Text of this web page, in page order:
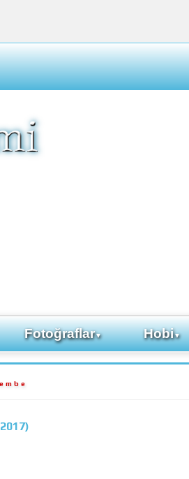
Fotoğraflar▼ Hobi▼